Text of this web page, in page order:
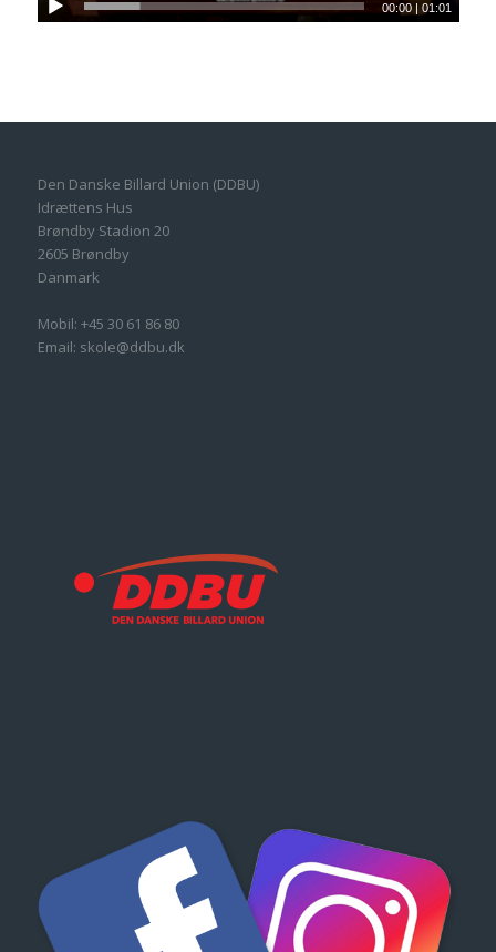
00:00 |01:01
Den Danske Billard Union (DDBU)
Idrættens Hus
Brøndby Stadion 20
2605 Brøndby
Danmark
Mobil: +45 30 61 86 80
Email: skole@ddbu.dk